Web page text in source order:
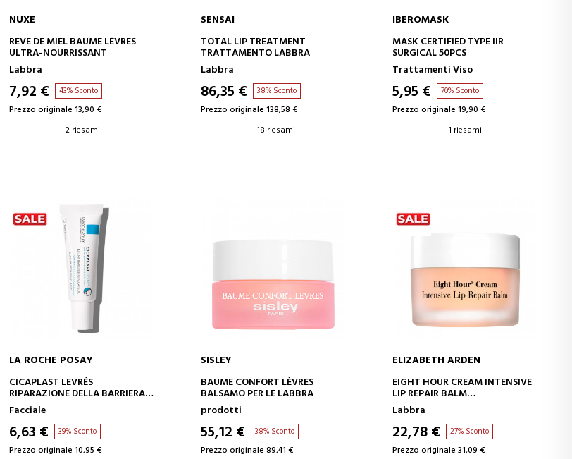
AGGIUNGI AL CARRELLO
NUXE
RÊVE DE MIEL BAUME LÈVRES
ULTRA-NOURRISSANT
Labbra
7,92 € 43% Sconto
Prezzo originale 13,90 €
2 riesami
AGGIUNGI AL CARRELLO
SENSAI
TOTAL LIP TREATMENT
TRATTAMENTO LABBRA
Labbra
86,35 € 38% Sconto
Prezzo originale 138,58 €
18 riesami
AGGIUNGI AL CARRELLO
IBEROMASK
MASK CERTIFIED TYPE IIR
SURGICAL 50PCS
Trattamenti Viso
5,95 € 70% Sconto
Prezzo originale 19,90 €
1 riesami
AGGIUNGI AL CARRELLO
LA ROCHE POSAY
CICAPLAST LEVRÉS
RIPARAZIONE DELLA BARRIERA
DEL BALSAMO LABBRA
Facciale
6,63 € 39% Sconto
Prezzo originale 10,95 €
AGGIUNGI AL CARRELLO
SISLEY
BAUME CONFORT LÈVRES
BALSAMO PER LE LABBRA
prodotti
55,12 € 38% Sconto
Prezzo originale 89,41 €
AGGIUNGI AL CARRELLO
ELIZABETH ARDEN
EIGHT HOUR CREAM INTENSIVE
LIP REPAIR BALM
BALSAMO RIPARATORE
Labbra
22,78 € 27% Sconto
Prezzo originale 31,09 €